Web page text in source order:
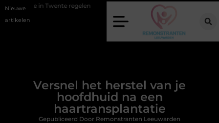
Nieuwe
artikelen
regelen Wat zero-click search betekent voor de toekomst van
Versnel het herstel van je
hoofdhuid na een
haartransplantatie
Gepubliceerd Door Remonstranten Leeuwarden